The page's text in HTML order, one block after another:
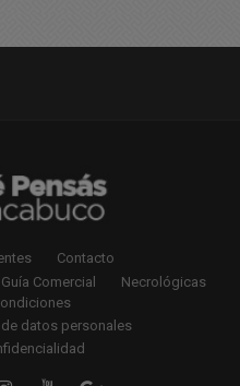
Contacto
Guía Comercial
Necrológicas
datos personales